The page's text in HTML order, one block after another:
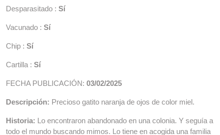
Desparasitado : Sí
Vacunado : Sí
Chip : Sí
Cartilla : Sí
FECHA PUBLICACIÓN: 03/02/2025
Descripción: Precioso gatito naranja de ojos de color miel.
Historia: Lo encontraron abandonado en una colonia. Y seguía a
todo el mundo buscando mimos. Lo tiene en acogida una familia